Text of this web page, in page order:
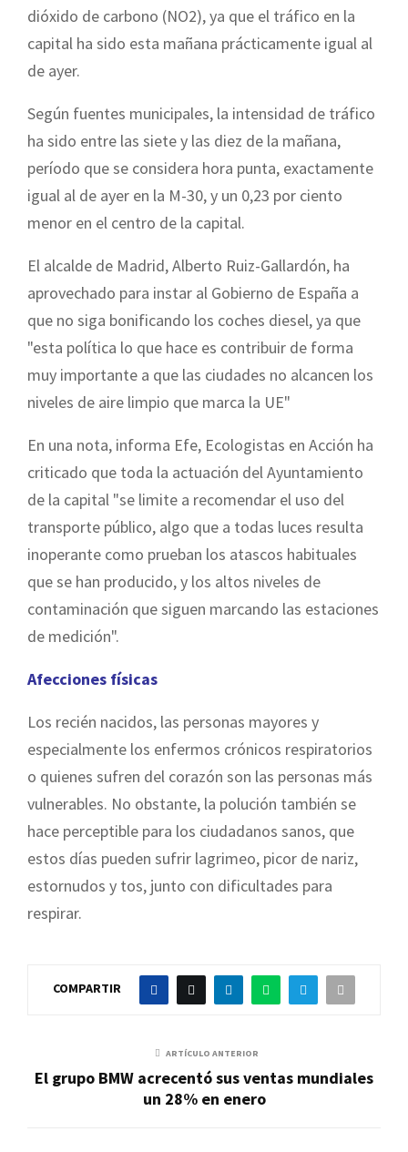
dióxido de carbono (NO2), ya que el tráfico en la
capital ha sido esta mañana prácticamente igual al
de ayer.
Según fuentes municipales, la intensidad de tráfico
ha sido entre las siete y las diez de la mañana,
período que se considera hora punta, exactamente
igual al de ayer en la M-30, y un 0,23 por ciento
menor en el centro de la capital.
El alcalde de Madrid, Alberto Ruiz-Gallardón, ha
aprovechado para instar al Gobierno de España a
que no siga bonificando los coches diesel, ya que
"esta política lo que hace es contribuir de forma
muy importante a que las ciudades no alcancen los
niveles de aire limpio que marca la UE"
En una nota, informa Efe, Ecologistas en Acción ha
criticado que toda la actuación del Ayuntamiento
de la capital "se limite a recomendar el uso del
transporte público, algo que a todas luces resulta
inoperante como prueban los atascos habituales
que se han producido, y los altos niveles de
contaminación que siguen marcando las estaciones
de medición".
Afecciones físicas
Los recién nacidos, las personas mayores y
especialmente los enfermos crónicos respiratorios
o quienes sufren del corazón son las personas más
vulnerables. No obstante, la polución también se
hace perceptible para los ciudadanos sanos, que
estos días pueden sufrir lagrimeo, picor de nariz,
estornudos y tos, junto con dificultades para
respirar.
COMPARTIR
ARTÍCULO ANTERIOR
El grupo BMW acrecentó sus ventas mundiales
un 28% en enero